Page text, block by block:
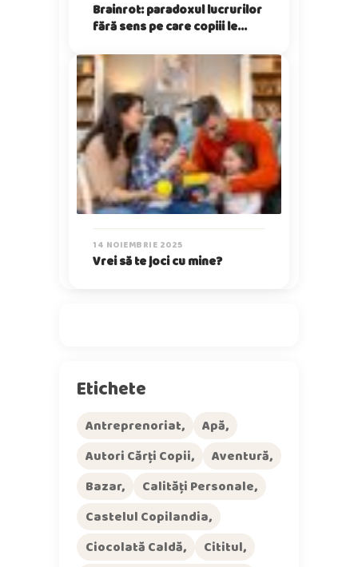
Brainrot: paradoxul lucrurilor
fără sens pe care copiii le
14 NOIEMBRIE 2025
Vrei să te joci cu mine?
Etichete
Antreprenoriat
Apă
Autori Cărți Copii
Aventură
Bazar
Calități Personale
Castelul Copilandia
Ciocolată Caldă
Cititul